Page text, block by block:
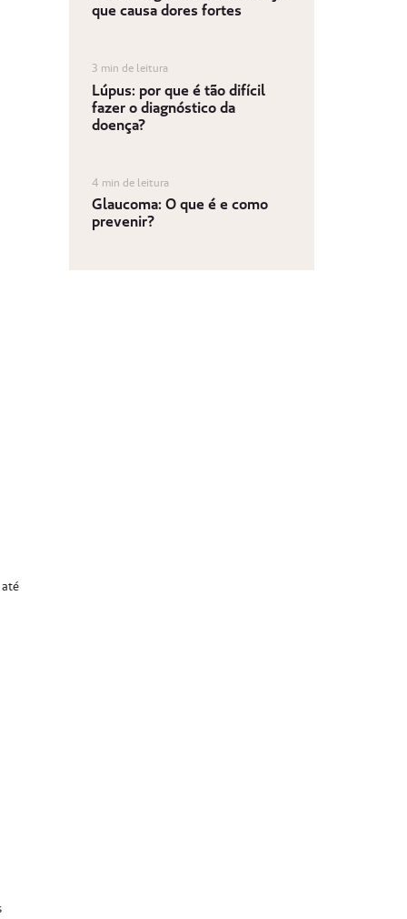
até
que causa dores fortes
3 min de leitura
Lúpus: por que é tão difícil
fazer o diagnóstico da
doença?
4 min de leitura
Glaucoma: O que é e como
prevenir?